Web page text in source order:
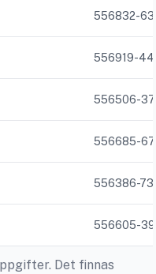
556832-
556919-
556506-
556685-
556386-
556605-
Det finnas